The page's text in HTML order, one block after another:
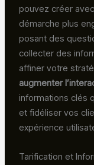
pouvez créer
démarche plus
posant des
collecter des
affiner votre
augmenter
informations clés
et fidéliser vos
expérience
Tarification et